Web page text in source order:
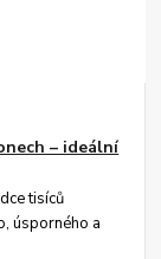
– ideální
tisíců
úsporného a